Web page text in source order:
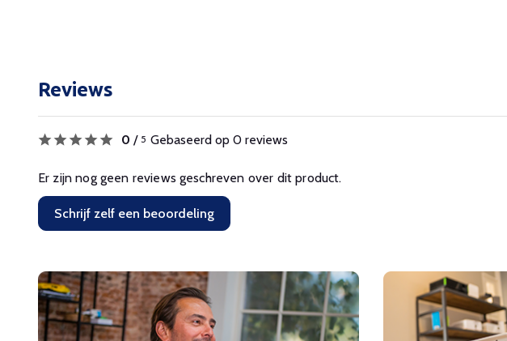
Reviews
0 / 5 Gebaseerd op 0 reviews
Er zijn nog geen reviews geschreven over dit product.
Schrijf zelf een beoordeling